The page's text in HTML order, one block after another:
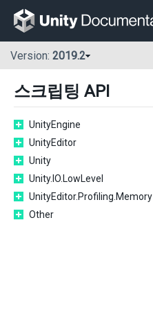
Version: 2019.2
스크립팅 API
UnityEngine
UnityEditor
Unity
Unity.IO.LowLevel
UnityEditor.Profiling.Memory
Other